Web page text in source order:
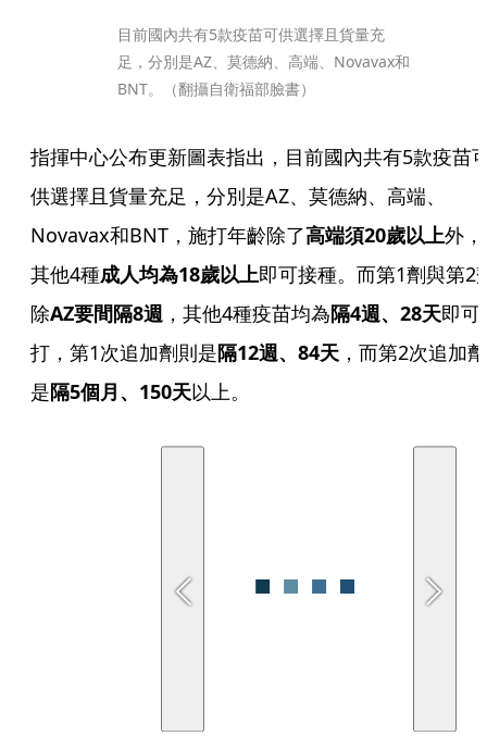
目前國內共有5款疫苗可供選擇且貨量充
足，分別是AZ、莫德納、高端、Novavax和
BNT。（翻攝自衛福部臉書）
指揮中心公布更新圖表指出，目前國內共有5款疫苗
供選擇且貨量充足，分別是AZ、莫德納、高端、
Novavax和BNT，施打年齡除了高端須20歲以上外，
其他4種成人均為18歲以上即可接種。而第1劑與第2
除AZ要間隔8週 ，其他4種疫苗均為隔4週、28天即可
打，第1次追加劑則是隔12週、84天 ，而第2次追加劑
是隔5個月、150天以上。